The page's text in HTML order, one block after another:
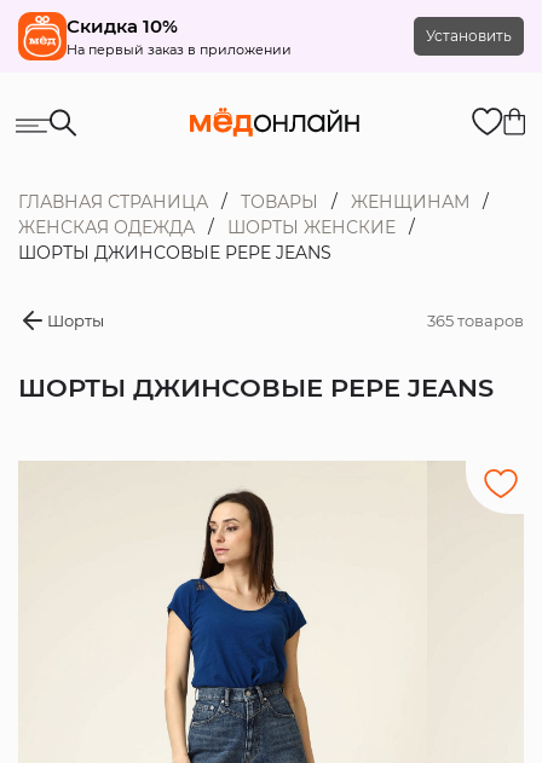
Скидка 10%
На первый заказ в приложении
Установить
ГЛАВНАЯ СТРАНИЦА ТОВАРЫ
ЖЕНЩИНАМ
ЖЕНСКАЯ ОДЕЖДА
ШОРТЫ ЖЕНСКИЕ
ШОРТЫ ДЖИНСОВЫЕ PEPE JEANS
Шорты 365 товаров
ШОРТЫ ДЖИНСОВЫЕ PEPE JEANS